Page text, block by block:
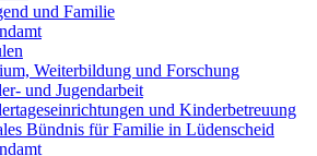
und Familie
Weiterbildung und Forschung
und Jugendarbeit
und Kinderbetreuung
Bündnis für Familie in Lüdenscheid